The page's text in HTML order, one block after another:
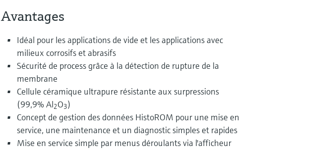
Avantages
Idéal pour les applications de vide et les applications avec
milieux corrosifs et abrasifs
Sécurité de process grâce à la détection de rupture de la
membrane
Cellule céramique ultrapure résistante aux surpressions
(99,9% Al2O3)
Concept de gestion des données HistoROM pour une mise en
service, une maintenance et un diagnostic simples et rapides
Mise en service simple par menus déroulants via l'afficheur